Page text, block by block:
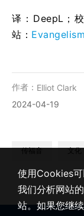
译：DeepL；
站：
作者： Elliot Clark
2024-04-19
传福音 文化
使用Cookies
我们分析网站
站。如果您继